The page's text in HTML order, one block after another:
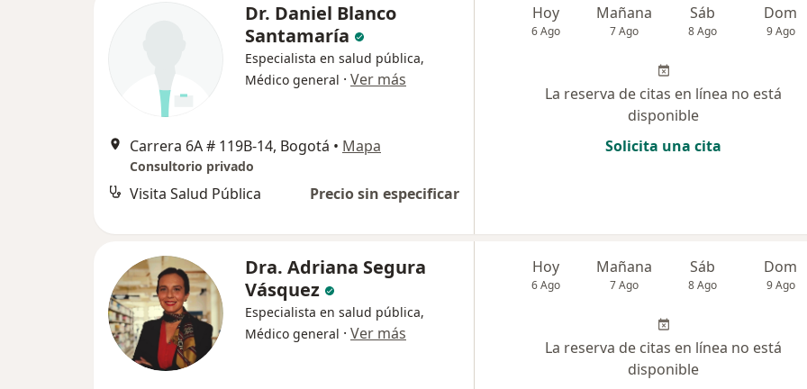
Dr. Daniel Blanco
Santamaría
Especialista en salud pública,
Médico general · Ver más
Carrera 6A # 119B-14, Bogotá • Mapa
Consultorio privado
Visita Salud Pública Precio sin especificar
Hoy
6 Ago
Mañana
7 Ago
Sáb
8 Ago
Dom
9 Ago
La reserva de citas en línea no está
disponible
Solicita una cita
Dra. Adriana Segura
Vásquez
Especialista en salud pública,
Médico general · Ver más
Hoy
6 Ago
Mañana
7 Ago
Sáb
8 Ago
Dom
9 Ago
La reserva de citas en línea no está
disponible